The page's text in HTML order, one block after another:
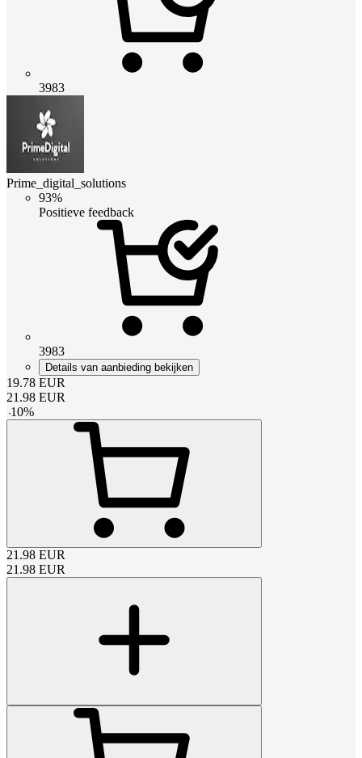
3983
Prime_digital_solutions
93%
Positieve feedback
3983
Details van aanbieding bekijken
19.78 EUR
21.98 EUR
-10%
21.98 EUR
21.98 EUR